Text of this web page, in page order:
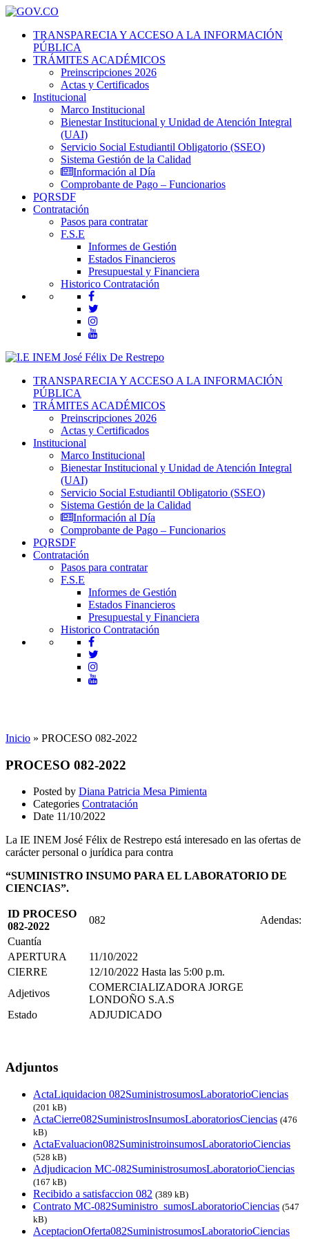
TRANSPARECIA Y ACCESO A LA INFORMACIÓN
PÚBLICA
TRÁMITES ACADÉMICOS
Preinscripciones 2026
Actas y Certificados
Institucional
Marco Institucional
Bienestar Institucional y Unidad de Atención Integral
(UAI)
Servicio Social Estudiantil Obligatorio (SSEO)
Sistema Gestión de la Calidad
Información al Día
Comprobante de Pago – Funcionarios
PQRSDF
Contratación
Pasos para contratar
F.S.E
Informes de Gestión
Estados Financieros
Presupuestal y Financiera
Historico Contratación
TRANSPARECIA Y ACCESO A LA INFORMACIÓN
PÚBLICA
TRÁMITES ACADÉMICOS
Preinscripciones 2026
Actas y Certificados
Institucional
Marco Institucional
Bienestar Institucional y Unidad de Atención Integral
(UAI)
Servicio Social Estudiantil Obligatorio (SSEO)
Sistema Gestión de la Calidad
Información al Día
Comprobante de Pago – Funcionarios
PQRSDF
Contratación
Pasos para contratar
F.S.E
Informes de Gestión
Estados Financieros
Presupuestal y Financiera
Historico Contratación
Inicio » PROCESO 082-2022
PROCESO 082-2022
Posted by Diana Patricia Mesa Pimienta
Categories Contratación
Date 11/10/2022
La IE INEM José Félix de Restrepo está interesado en las ofertas de
carácter personal o jurídica para contra
“SUMINISTRO INSUMO PARA EL LABORATORIO DE
CIENCIAS”.
ID PROCESO
082-2022
082
Adendas:
Cuantía
APERTURA
11/10/2022
CIERRE
12/10/2022 Hasta las 5:00 p.m.
Adjetivos
COMERCIALIZADORA JORGE
LONDOÑO S.A.S
Estado
ADJUDICADO
Adjuntos
ActaLiquidacion 082SuministrosumosLaboratorioCiencias
(201 kB)
ActaCierre082SuministrosInsumosLaboratoriosCiencias (476
kB)
ActaEvaluacion082SuministroinsumosLaboratorioCiencias
(528 kB)
Adjudicacion MC-082Suministro‌sumosLaboratorioCiencias
(167 kB)
Recibido a satisfaccion 082 (389 kB)
Contrato MC-082Suministro_sumosLaboratorioCiencias (547
kB)
AceptacionOferta082Suministro‌sumosLaboratorioCiencias